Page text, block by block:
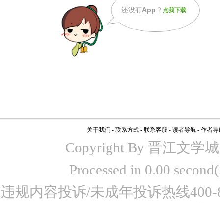
还没有App ？ 点我下载
关于我们 - 联系方式 - 联系客服 - 读者导航 - 作者导
Copyright By 晋江文学
Processed in 0.00
违规内容投诉/未成年投诉热线